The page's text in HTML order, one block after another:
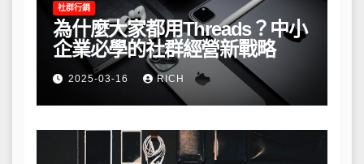
社群行銷
為什麼大家都用Threads？中小
企業必學的社群經營新戰略
2025-03-16 RICH